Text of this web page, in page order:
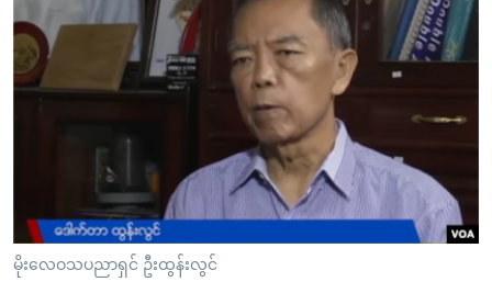
ကျော်
ကြည့်
စာမျက်နှာ
သို့
ကျော်
အစ္စရေး-ပါလက်စတိုင်း
အင်္ဂလိပ်စာလေ့လာမယ်
အမေရိကန်သုံးအီဒီယံ
မကြေးမုံရဲ့ အင်္ဂလိပ်စာ
ရုပ်ရှင်ထဲက အင်္ဂလိပ်စာ
သုတပဒေသာ အင်္ဂလိပ်စာ
အပတ်စဉ်ကဏ္ဍများ
ရေဒီယို
ရေဒီယိုနှင့်ရုပ်သံ အချက်အလက်များ
ရေဒီယို/တီဗွီအစီအစဉ်
Learning English
ဗွီအိုအေ လူမှုကွန်ယက်များ
မိုးလေဝသပညာရှင် ဦးထွန်းလွင်